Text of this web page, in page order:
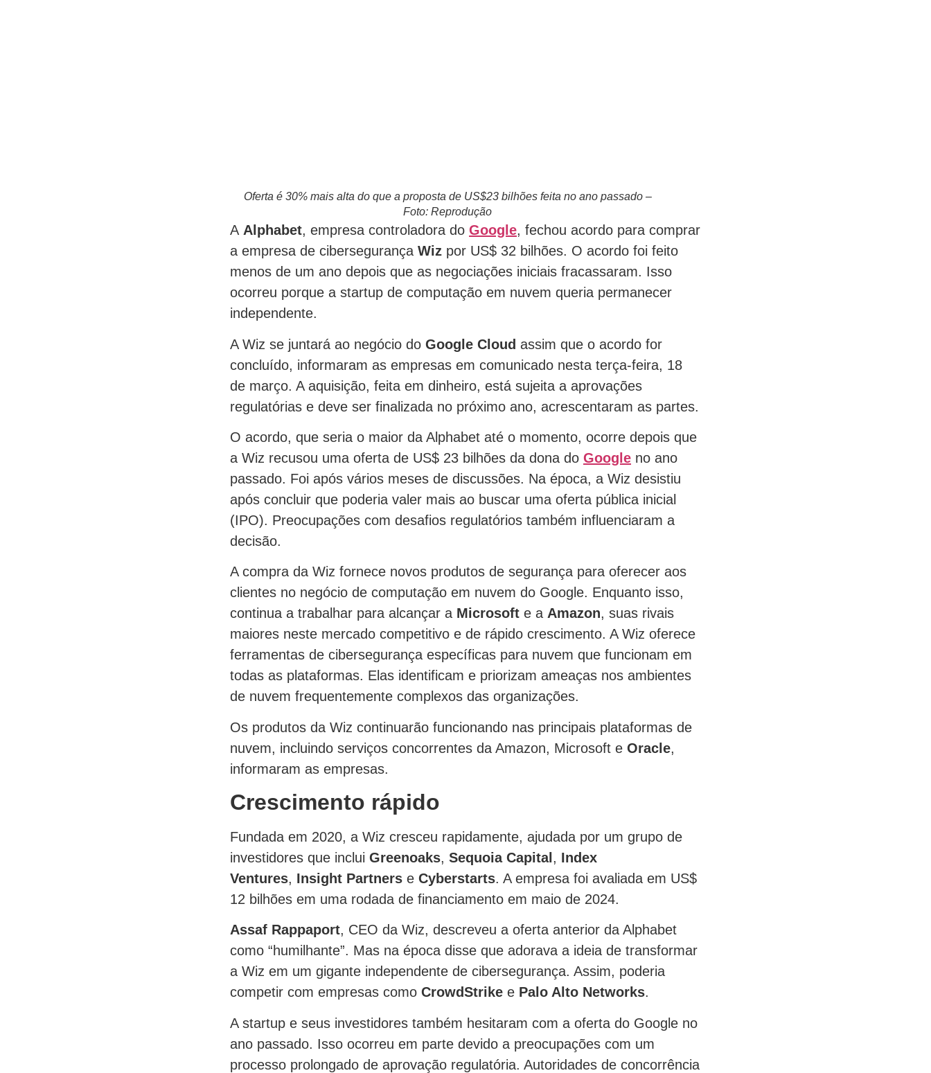
Oferta é 30% mais alta do que a proposta de US$23 bilhões feita no ano passado –
Foto: Reprodução
A Alphabet, empresa controladora do Google, fechou acordo para comprar
a empresa de cibersegurança Wiz por US$ 32 bilhões. O acordo foi feito
menos de um ano depois que as negociações iniciais fracassaram. Isso
ocorreu porque a startup de computação em nuvem queria permanecer
independente.
A Wiz se juntará ao negócio do Google Cloud assim que o acordo for
concluído, informaram as empresas em comunicado nesta terça-feira, 18
de março. A aquisição, feita em dinheiro, está sujeita a aprovações
regulatórias e deve ser finalizada no próximo ano, acrescentaram as partes.
O acordo, que seria o maior da Alphabet até o momento, ocorre depois que
a Wiz recusou uma oferta de US$ 23 bilhões da dona do Google no ano
passado. Foi após vários meses de discussões. Na época, a Wiz desistiu
após concluir que poderia valer mais ao buscar uma oferta pública inicial
(IPO). Preocupações com desafios regulatórios também influenciaram a
decisão.
A compra da Wiz fornece novos produtos de segurança para oferecer aos
clientes no negócio de computação em nuvem do Google. Enquanto isso,
continua a trabalhar para alcançar a Microsoft e a Amazon, suas rivais
maiores neste mercado competitivo e de rápido crescimento. A Wiz oferece
ferramentas de cibersegurança específicas para nuvem que funcionam em
todas as plataformas. Elas identificam e priorizam ameaças nos ambientes
de nuvem frequentemente complexos das organizações.
Os produtos da Wiz continuarão funcionando nas principais plataformas de
nuvem, incluindo serviços concorrentes da Amazon, Microsoft e Oracle,
informaram as empresas.
Crescimento rápido
Fundada em 2020, a Wiz cresceu rapidamente, ajudada por um grupo de
investidores que inclui Greenoaks, Sequoia Capital , Index
Ventures, Insight Partners e Cyberstarts. A empresa foi avaliada em US$
12 bilhões em uma rodada de financiamento em maio de 2024.
Assaf Rappaport, CEO da Wiz, descreveu a oferta anterior da Alphabet
como “humilhante”. Mas na época disse que adorava a ideia de transformar
a Wiz em um gigante independente de cibersegurança. Assim, poderia
competir com empresas como CrowdStrike e Palo Alto Networks.
A startup e seus investidores também hesitaram com a oferta do Google no
ano passado. Isso ocorreu em parte devido a preocupações com um
processo prolongado de aprovação regulatória. Autoridades de concorrência